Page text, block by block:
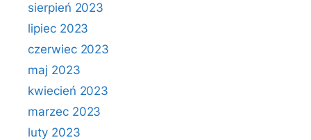
sierpień 2023
lipiec 2023
czerwiec 2023
maj 2023
kwiecień 2023
marzec 2023
luty 2023